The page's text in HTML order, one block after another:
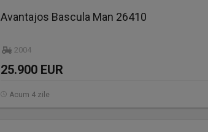
Avantajos Bascula Man 26410
2004
25.900 EUR
Acum 4 zile